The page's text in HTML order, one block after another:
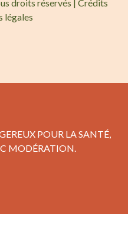
droits réservés | Crédits
légales
POUR LA SANTÉ,
MODÉRATION.